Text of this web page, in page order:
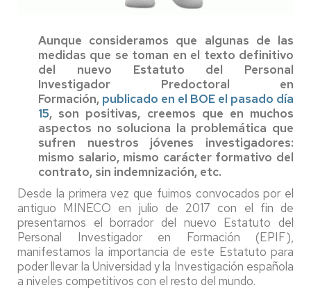
Aunque consideramos que algunas de las
medidas que se toman en el texto definitivo
del nuevo Estatuto del Personal
Investigador Predoctoral en
Formación, publicado en el BOE el pasado día
15, son positivas, creemos que en muchos
aspectos no soluciona la problemática que
sufren nuestros jóvenes investigadores:
mismo salario, mismo carácter formativo del
contrato, sin indemnización, etc.
Desde la primera vez que fuimos convocados por el
antiguo MINECO en julio de 2017 con el fin de
presentarnos el borrador del nuevo Estatuto del
Personal Investigador en Formación (EPIF),
manifestamos la importancia de este Estatuto para
poder llevar la Universidad y la Investigación española
a niveles competitivos con el resto del mundo.